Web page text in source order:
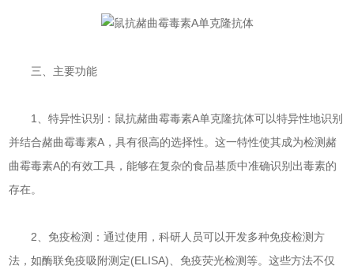
三、主要功能
1、特异性识别：鼠抗赭曲霉毒素A单克隆抗体可以特异性地识别
并结合赭曲霉毒素A，具有很高的选择性。这一特性使其成为检测赭
曲霉毒素A的有效工具，能够在复杂的食品基质中准确识别出毒素的
存在。
2、免疫检测：通过使用，科研人员可以开发多种免疫检测方
法，如酶联免疫吸附测定(ELISA)、免疫荧光检测等。这些方法不仅